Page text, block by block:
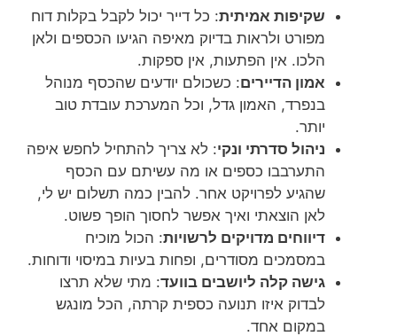
שקיפות אמיתית: כל דייר יכול לקבל בקלות דוח
מפורט ולראות בדיוק מאיפה הגיעו הכספים ולאן
הלכו. אין הפתעות, אין ספקות.
אמון הדיירים: כשכולם יודעים שהכסף מנוהל
בנפרד, האמון גדל, וכל המערכת עובדת טוב
יותר.
ניהול סדרתי ונקי: לא צריך להתחיל לחפש איפה
התערבבו כספים או מה עשיתם עם הכסף
שהגיע לפרויקט אחר. להבין כמה תשלום יש לי,
לאן הוצאתי ואיך אפשר לחסוך הופך פשוט.
דיווחים מדויקים לרשויות: הכול מוכיח
במסמכים מסודרים, ופחות בעיות במיסוי ודוחות.
גישה קלה ליושבים בוועד: מתי שלא תרצו
לבדוק איזו תנועה כספית קרתה, הכל מונגש
במקום אחד.